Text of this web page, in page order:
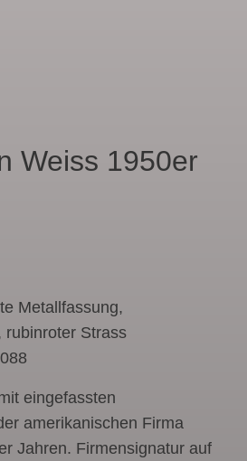
Weiss 1950er
Metallfassung,
rubinroter Strass
eingefassten
amerikanischen Firma
Jahren. Firmensignatur auf